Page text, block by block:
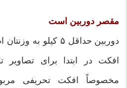
مقصر دوربین است
دوربین حداقل ۵ کیلو
افکت در ابتدا برای تصاویر
مخصوصاً افکت تحریفی